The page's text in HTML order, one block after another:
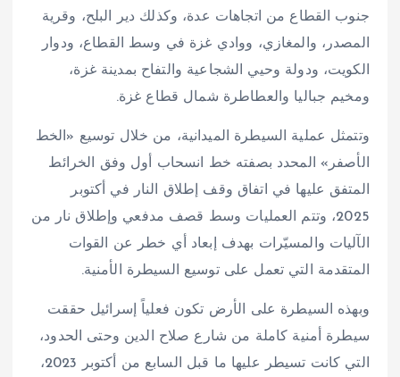
جنوب القطاع من اتجاهات عدة، وكذلك دير البلح، وقرية
المصدر، والمغازي، ووادي غزة في وسط القطاع، ودوار
الكويت، ودولة وحيي الشجاعية والتفاح بمدينة غزة،
ومخيم جباليا والعطاطرة شمال قطاع غزة.
وتتمثل عملية السيطرة الميدانية، من خلال توسيع «الخط
الأصفر» المحدد بصفته خط انسحاب أول وفق الخرائط
المتفق عليها في اتفاق وقف إطلاق النار في أكتوبر
2025، وتتم العمليات وسط قصف مدفعي وإطلاق نار من
الآليات والمسيّرات بهدف إبعاد أي خطر عن القوات
المتقدمة التي تعمل على توسيع السيطرة الأمنية.
وبهذه السيطرة على الأرض تكون فعلياً إسرائيل حققت
سيطرة أمنية كاملة من شارع صلاح الدين وحتى الحدود،
التي كانت تسيطر عليها ما قبل السابع من أكتوبر 2023،